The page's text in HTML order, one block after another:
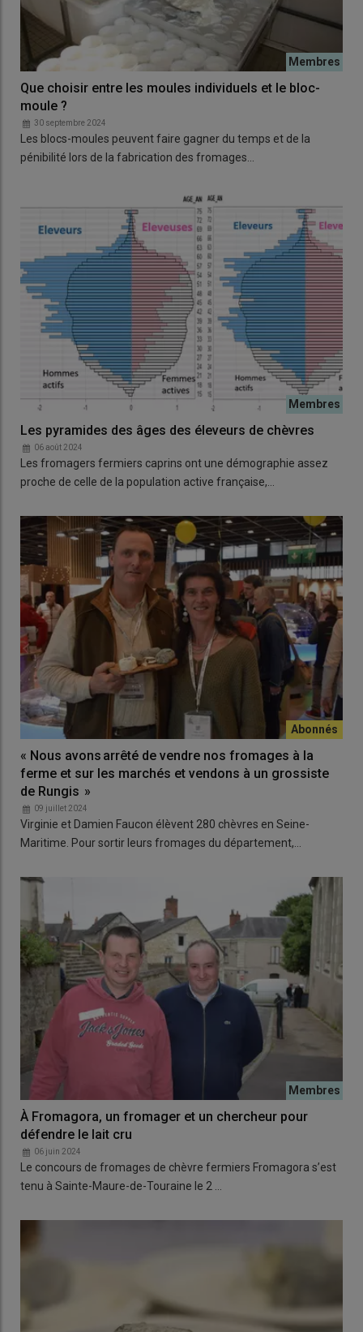
Que choisir entre les moules individuels et le bloc-
moule ?
30 septembre 2024
Les blocs-moules peuvent faire gagner du temps et de la
pénibilité lors de la fabrication des fromages…
Les pyramides des âges des éleveurs de chèvres
06 août 2024
Les fromagers fermiers caprins ont une démographie assez
proche de celle de la population active française,…
« Nous avons arrêté de vendre nos fromages à la
ferme et sur les marchés et vendons à un grossiste
de Rungis »
09 juillet 2024
Virginie et Damien Faucon élèvent 280 chèvres en Seine-
Maritime. Pour sortir leurs fromages du département,…
À Fromagora, un fromager et un chercheur pour
défendre le lait cru
06 juin 2024
Le concours de fromages de chèvre fermiers Fromagora s’est
tenu à Sainte-Maure-de-Touraine le 2 …